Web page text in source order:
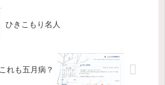
ひきこもり名人
これも五月病？